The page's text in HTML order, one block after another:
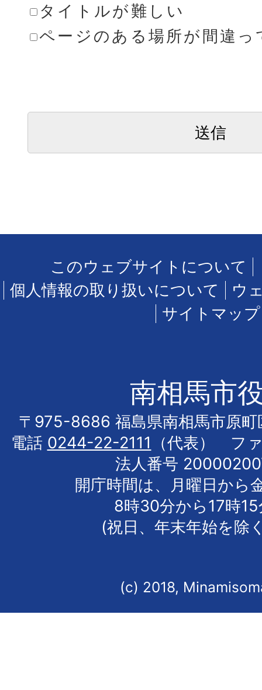
タイトルが難しい
ページのある場所が間違っ
このウェブサイトについて
個人情報の取り扱いについて
ウ
サイトマップ
南相馬市
〒975-8686 福島県南相馬市原町
電話 0244-22-2111
（代表） フ
法人番号
開庁時間は、月曜日から
8時30分から17時
(祝日、年末年始を除
(c) 2018,